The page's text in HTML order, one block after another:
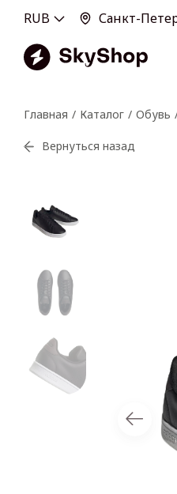
RUB Санкт-
Главная Каталог Обувь
Вернуться назад